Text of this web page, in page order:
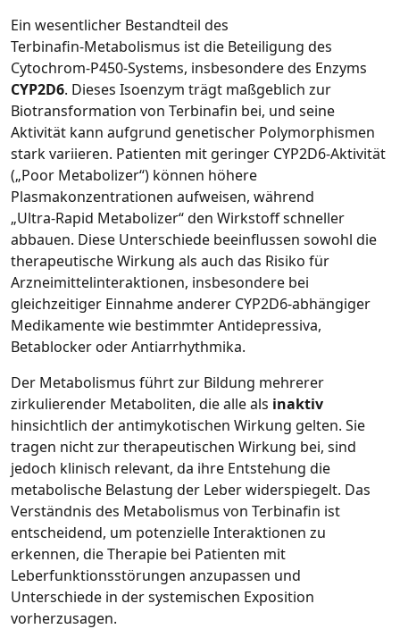
Ein wesentlicher Bestandteil des
Terbinafin‑Metabolismus ist die Beteiligung des
Cytochrom‑P450‑Systems, insbesondere des Enzyms
CYP2D6. Dieses Isoenzym trägt maßgeblich zur
Biotransformation von Terbinafin bei, und seine
Aktivität kann aufgrund genetischer Polymorphismen
stark variieren. Patienten mit geringer CYP2D6‑Aktivität
(„Poor Metabolizer“) können höhere
Plasmakonzentrationen aufweisen, während
„Ultra‑Rapid Metabolizer“ den Wirkstoff schneller
abbauen. Diese Unterschiede beeinflussen sowohl die
therapeutische Wirkung als auch das Risiko für
Arzneimittelinteraktionen, insbesondere bei
gleichzeitiger Einnahme anderer CYP2D6‑abhängiger
Medikamente wie bestimmter Antidepressiva,
Betablocker oder Antiarrhythmika.
Der Metabolismus führt zur Bildung mehrerer
zirkulierender Metaboliten, die alle als inaktiv
hinsichtlich der antimykotischen Wirkung gelten. Sie
tragen nicht zur therapeutischen Wirkung bei, sind
jedoch klinisch relevant, da ihre Entstehung die
metabolische Belastung der Leber widerspiegelt. Das
Verständnis des Metabolismus von Terbinafin ist
entscheidend, um potenzielle Interaktionen zu
erkennen, die Therapie bei Patienten mit
Leberfunktionsstörungen anzupassen und
Unterschiede in der systemischen Exposition
vorherzusagen.